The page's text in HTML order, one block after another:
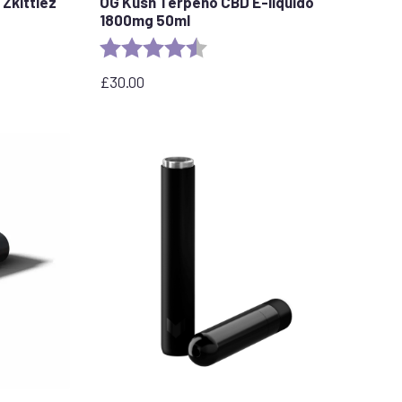
1800mg 50ml
Valoración:
£30.00